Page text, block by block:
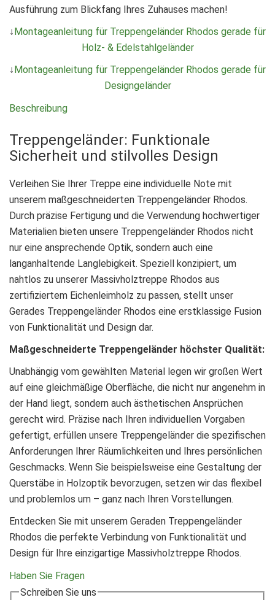
Ausführung zum Blickfang Ihres Zuhauses machen!
↓Montageanleitung für Treppengeländer Rhodos gerade für
Holz- & Edelstahlgeländer
↓Montageanleitung für Treppengeländer Rhodos gerade für
Designgeländer
Beschreibung
Treppengeländer: Funktionale
Sicherheit und stilvolles Design
Verleihen Sie Ihrer Treppe eine individuelle Note mit
unserem maßgeschneiderten Treppengeländer Rhodos.
Durch präzise Fertigung und die Verwendung hochwertiger
Materialien bieten unsere Treppengeländer Rhodos nicht
nur eine ansprechende Optik, sondern auch eine
langanhaltende Langlebigkeit. Speziell konzipiert, um
nahtlos zu unserer Massivholztreppe Rhodos aus
zertifiziertem Eichenleimholz zu passen, stellt unser
Gerades Treppengeländer Rhodos eine erstklassige Fusion
von Funktionalität und Design dar.
Maßgeschneiderte Treppengeländer höchster Qualität:
Unabhängig vom gewählten Material legen wir großen Wert
auf eine gleichmäßige Oberfläche, die nicht nur angenehm in
der Hand liegt, sondern auch ästhetischen Ansprüchen
gerecht wird. Präzise nach Ihren individuellen Vorgaben
gefertigt, erfüllen unsere Treppengeländer die spezifischen
Anforderungen Ihrer Räumlichkeiten und Ihres persönlichen
Geschmacks. Wenn Sie beispielsweise eine Gestaltung der
Querstäbe in Holzoptik bevorzugen, setzen wir das flexibel
und problemlos um – ganz nach Ihren Vorstellungen.
Entdecken Sie mit unserem Geraden Treppengeländer
Rhodos die perfekte Verbindung von Funktionalität und
Design für Ihre einzigartige Massivholztreppe Rhodos.
Haben Sie Fragen
Schreiben Sie uns